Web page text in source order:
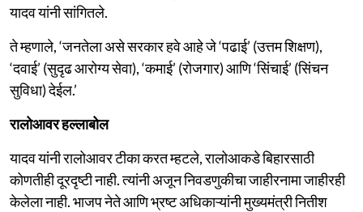
यादव यांनी सांगितले.
ते म्हणाले, ‘जनतेला असे सरकार हवे आहे जे ‘पढाई’ (उत्तम शिक्षण),
‘दवाई’ (सुदृढ आरोग्य सेवा), ‘कमाई’ (रोजगार) आणि ‘सिंचाई’ (सिंचन
सुविधा) देईल.’
रालोआवर हल्लाबोल
यादव यांनी रालोआवर टीका करत म्हटले, रालोआकडे बिहारसाठी
कोणतीही दूरदृष्टी नाही. त्यांनी अजून निवडणुकीचा जाहीरनामा जाहीरही
केलेला नाही. भाजप नेते आणि भ्रष्ट अधिकाऱ्यांनी मुख्यमंत्री नितीश